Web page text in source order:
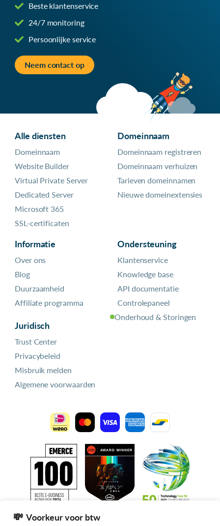
Beste klantenservice
24/7 monitoring
Persoonlijke service
Neem contact op
Alle diensten
Domeinnaam
Website Builder
Virtual Private Server
Dedicated Server
Microsoft 365
SSL-certificaten
Domeinnaam
Domeinnaam registreren
Domeinnaam verhuizen
Tarieven domeinnamen
Nieuwe domeinextensies
Informatie
Over ons
Blog
Duurzaamheid
Affiliate programma
Juridisch
Trust Center
Privacybeleid
Misbruik melden
Algemene voorwaarden
Ondersteuning
Klantenservice
Knowledge base
API documentatie
Controlepaneel
Onderhoud & Storingen
Voorkeur voor btw